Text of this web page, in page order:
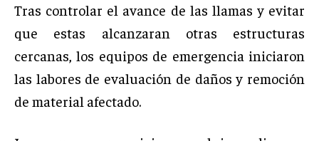
Tras controlar el avance de las llamas y evitar
que estas alcanzaran otras estructuras
cercanas, los equipos de emergencia iniciaron
las labores de evaluación de daños y remoción
de material afectado.